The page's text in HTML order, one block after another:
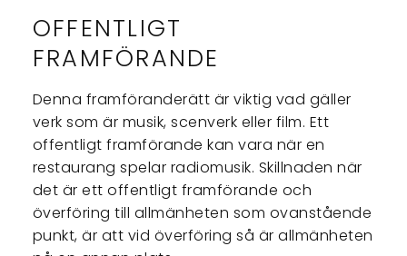
OFFENTLIGT
FRAMFÖRANDE
Denna framföranderätt är viktig vad gäller
verk som är musik, scenverk eller film. Ett
offentligt framförande kan vara när en
restaurang spelar radiomusik. Skillnaden när
det är ett offentligt framförande och
överföring till allmänheten som ovanstående
punkt, är att vid överföring så är allmänheten